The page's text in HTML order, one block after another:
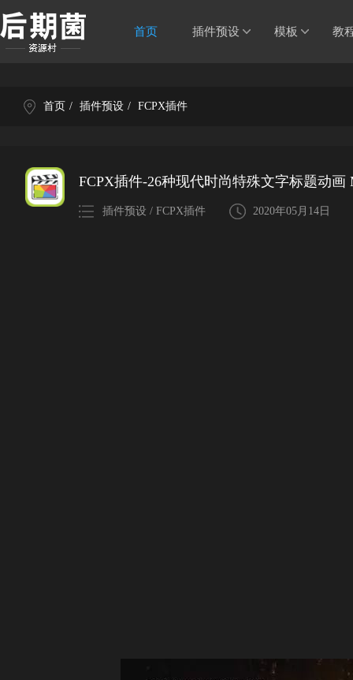
首页 插件预设 模板 教
首页 / 插件预设 / FCPX插件
FCPX插件-26种现代时尚特殊文字标题动画
插件预设 / FCPX插件 2020年05月14日